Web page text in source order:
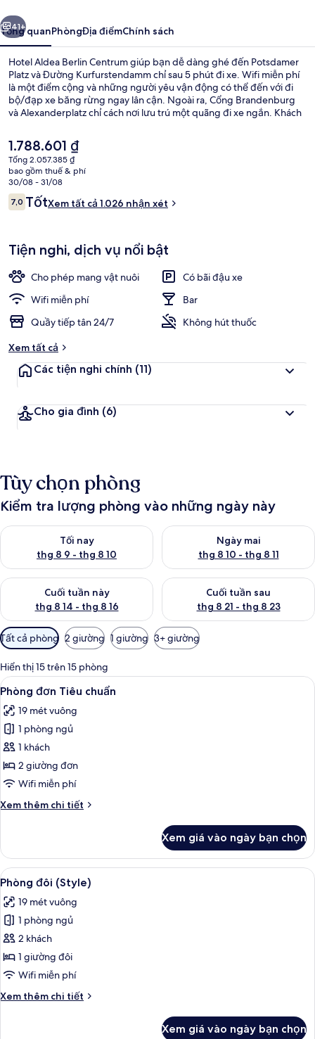
41+
Tổng quanPhòngĐịa điểmChính sách
Hotel Aldea Berlin Centrum giúp bạn dễ dàng ghé đến Potsdamer
Platz và Đường Kurfurstendamm chỉ sau 5 phút đi xe. Wifi miễn phí
là một điểm cộng và những người yêu vận động có thể đến với đi
bộ/đạp xe băng rừng ngay lân cận. Ngoài ra, Cổng Brandenburg
và Alexanderplatz chỉ cách nơi lưu trú một quãng đi xe ngắn. Khách
thông công cộng, như cách Ga Bülowstraße 2 phút và cách Ga U-
Bahn Bulowstrasse 3 phút đi bộ.
Giá
hiện
tại
là
1.788.601 ₫
1.788.601 ₫
Tổng 2.057.385 ₫
bao gồm thuế & phí
30/08 - 31/08
Nhận
xét
7,07,0 trên 10,
TốtXem tất cả 1.026 nhận xét
Tiện nghi, dịch vụ nổi bật
Cho phép mang vật nuôi
Có bãi đậu xe
Wifi miễn phí
Bar
Quầy tiếp tân 24/7
Không hút thuốc
Xem tất cả
Các tiện nghi chính (11)
Cho gia đình (6)
Tùy chọn phòng
Kiểm tra lượng phòng vào những ngày này
Tối nay
thg 8 9 - thg 8 10
Kiểm tra lượng phòng tối nay từ thg 8 9 - thg 8 10
Ngày mai
thg 8 10 - thg 8 11
Kiểm tra lượng phòng ngày
Cuối tuần này
thg 8 14 - thg 8 16
Kiểm tra lượng phòng cuối tuần này từ thg 8 14 - thg 8 16
Cuối tuần sau
thg 8 21 - thg 8 23
Kiểm tra lượng phòng cuối
Bộ
lọc
có
thể
dùng
để
lọc
tìm
phòng
Tất cả phòng 2 giường 1 giường 3+ giường
Hiển thị 15 trên 15 phòng
Xem
tất
cả
ảnh
Phòng
đơn
Tiêu
Bộ đồ giường kháng dị ứng, két
7
Phòng đơn Tiêu chuẩn
19 mét vuông
1 phòng ngủ
1 khách
2 giường đơn
Wifi miễn phí
Xem thêm chi tiết
Chi
Phòng
đơn
Tiêu
chuẩn
Xem giá vào ngày bạn chọn
Xem
tất
cả
ảnh
Phòng
đôi
(Style)
Bộ đồ giường kháng dị ứng, két
5
Phòng đôi (Style)
19 mét vuông
1 phòng ngủ
2 khách
1 giường đôi
Wifi miễn phí
Xem thêm chi tiết
Chi
Xem giá vào ngày bạn chọn